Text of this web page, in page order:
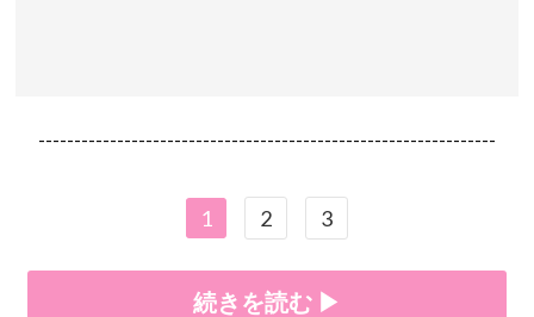
----------------------------------------------------------------
1 2 3
続きを読む ▶